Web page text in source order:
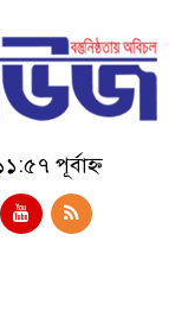
পূর্বাহ্ন